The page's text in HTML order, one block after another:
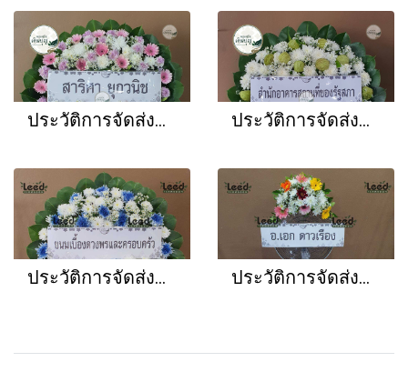
ประวัติการจัดส่งพวงหรีด เดือนตุลาคม 2568 ประวัติการจัดส่งพวงหรีด เดือนกันยายน 2568
ประวัติการจัดส่งพวงหรีด เดือนสิงหาคม 2568 ประวัติการจัดส่งพวงหรีด เดือนกรกฎาคม 2568